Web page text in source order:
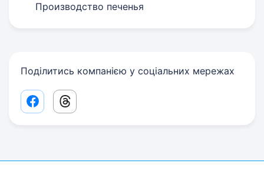
Производство печенья
Поділитись компанією у соціальних мережах
Facebook share link
Threads share link